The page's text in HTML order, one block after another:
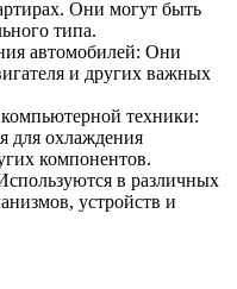
Они могут быть
типа.
автомобилей: Они
и других важных
техники:
для охлаждения
компонентов.
в различных
устройств и